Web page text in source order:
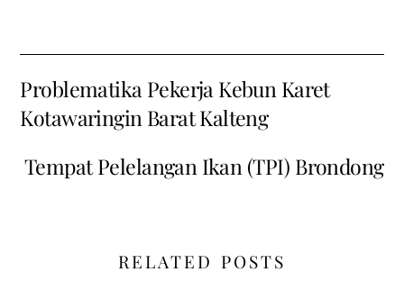
Problematika Pekerja Kebun Karet
Kotawaringin Barat Kalteng
Tempat Pelelangan Ikan (TPI) Brondong
RELATED POSTS